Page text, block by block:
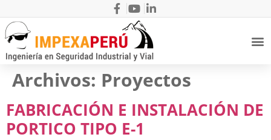
Archivos: Proyectos
FABRICACIÓN E INSTALACIÓN DE
PORTICO TIPO E-1